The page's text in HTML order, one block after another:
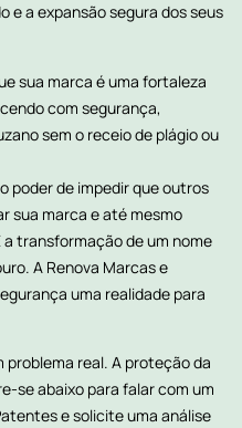
e a expansão segura dos seus
sua marca é uma fortaleza
com segurança,
sem o receio de plágio ou
poder de impedir que outros
sua marca e até mesmo
transformação de um nome
A Renova Marcas e
uma realidade para
problema real. A proteção da
se abaixo para falar com um
e solicite uma análise